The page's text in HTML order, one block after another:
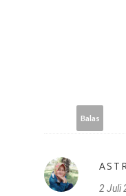
Balas
2 Juli